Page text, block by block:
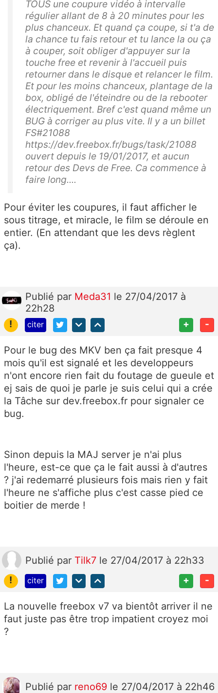
TOUS une coupure vidéo à intervalle
régulier allant de 8 à 20 minutes pour les
plus chanceux. Et quand ça coupe, si t'a de
la chance tu fais retour et tu lance la ou ça
à couper, soit obliger d'appuyer sur la
touche free et revenir à l'accueil puis
retourner dans le disque et relancer le film.
Et pour les moins chanceux, plantage de la
box, obligé de l'éteindre ou de la rebooter
électriquement. Bref c'est quand même un
BUG à corriger au plus vite. Il y a un billet
FS#21088
https://dev.freebox.fr/bugs/task/21088
ouvert depuis le 19/01/2017, et aucun
retour des Devs de Free. Ca commence à
faire long....
Pour éviter les coupures, il faut afficher le
sous titrage, et miracle, le film se déroule en
entier. (En attendant que les devs règlent
ça).
Publié par Meda31 le 27/04/2017 à
22h28
!
citer + -
Pour le bug des MKV ben ça fait presque 4
mois qu'il est signalé et les developpeurs
n'ont encore rien fait du foutage de gueule et
ej sais de quoi je parle je suis celui qui a crée
la Tâche sur dev.freebox.fr pour signaler ce
bug.
Sinon depuis la MAJ server je n'ai plus
l'heure, est-ce que ça le fait aussi à d'autres
? j'ai redemarré plusieurs fois mais rien y fait
l'heure ne s'affiche plus c'est casse pied ce
boitier de merde !
Publié par Tilk7 le 27/04/2017 à 22h33
!
citer + -
La nouvelle freebox v7 va bientôt arriver il ne
faut juste pas être trop impatient croyez moi
?
Publié par reno69 le 27/04/2017 à 22h46